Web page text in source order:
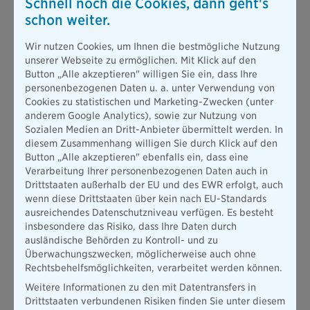
Partner im Vertrieb. Das erfüllt mich mit großer Dankbarkeit“,
sagt Dr. Herbert Schneidemann, Vorstandsvorsitzender der
„Die Investition in die digitale Transformation wurde 2022
weitergeführt und die Etablierung eines neuen Kernsystems
für das Kompositgeschäft konnte plangemäß abgeschlossen
werden. Die Veränderung in eine agile und kundenorientierte
Organisation wurde weiter vorangetrieben und mit der
Umsetzung ab 2023 wurden auch die Verantwortung
innerhalb der Risikoträger sowie im Vertrieb und der IT
umgesetzt. Der Fokus der Bayerischen liegt ganz auf einer
nachhaltigen Ausrichtung und darauf, dass persönliche
Beratung mit digitalen Services optimal ergänzt werden. Die
Vertriebsergebnisse 2022 wurden teilweise deutlich
gesteigert und haben ein erfreuliches Niveau erreicht. Im Jahr
2023 liegt der Fokus weiter auf der Vereinfachung unserer
Prozesse und darauf, jedes Geschäftsfeld dauerhaft profitabel
zu betreiben. Dabei ist die Bayerische offen für
Kooperationen und fokussiert sich auf ihre Kernkompetenzen“,
sagt Martin Gräfer, Mitglied der Vorstände der Bayerischen,
und ergänzt: „Was mich besonders freut, ist, dass wir die
schon weiter.
Wir nutzen Cookies, um Ihnen die bestmögliche Nutzung
unserer Webseite zu ermöglichen. Mit Klick auf den
Button „Alle akzeptieren" willigen Sie ein, dass Ihre
personenbezogenen Daten u. a. unter Verwendung von
Cookies zu statistischen und Marketing-Zwecken (unter
anderem Google Analytics), sowie zur Nutzung von
Sozialen Medien an Dritt-Anbieter übermittelt werden. In
diesem Zusammenhang willigen Sie durch Klick auf den
Button „Alle akzeptieren" ebenfalls ein, dass eine
Verarbeitung Ihrer personenbezogenen Daten auch in
Drittstaaten außerhalb der EU und des EWR erfolgt, auch
wenn diese Drittstaaten über kein nach EU-Standards
ausreichendes Datenschutzniveau verfügen. Es besteht
insbesondere das Risiko, dass Ihre Daten durch
ausländische Behörden zu Kontroll- und zu
Überwachungszwecken, möglicherweise auch ohne
Rechtsbehelfsmöglichkeiten, verarbeitet werden können.
Weitere Informationen zu den mit Datentransfers in
Drittstaaten verbundenen Risiken finden Sie unter diesem